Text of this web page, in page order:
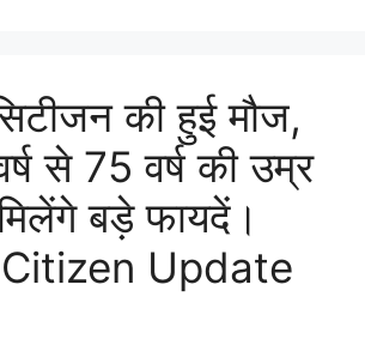
की हुई मौज,
से 75 वर्ष की उम्र
बड़े फायदें।
Update